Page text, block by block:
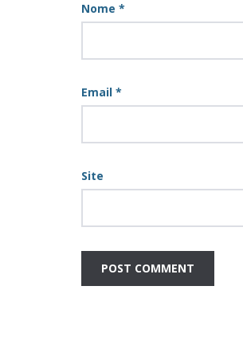
Nome *
Email *
Site